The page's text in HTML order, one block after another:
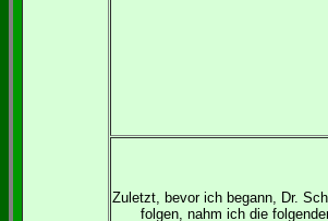
Zuletzt, bevor ich begann, Dr.
folgen, nahm ich die